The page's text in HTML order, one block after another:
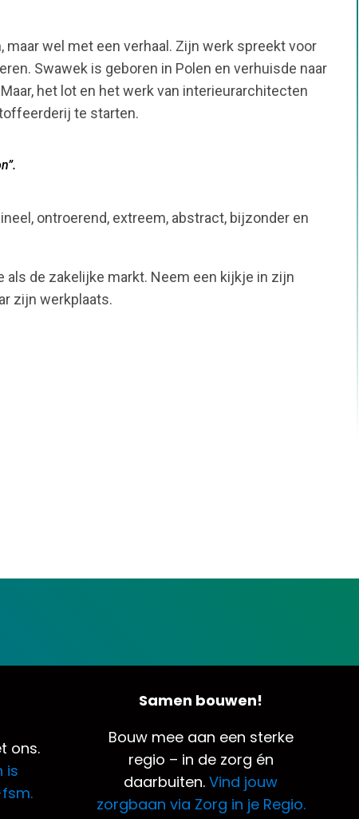
wel met een verhaal. Zijn werk spreekt voor
Swawek is geboren in Polen en verhuisde naar
het lot en het werk van interieurarchitecten
te starten.
ontroerend, extreem, abstract, bijzonder en
de zakelijke markt. Neem een kijkje in zijn
zijn werkplaats.
ons.
is
Samen bouwen!
Bouw mee aan een sterke
regio – in de zorg én
daarbuiten.Vind jouw
zorgbaan via Zorg in je Regio.